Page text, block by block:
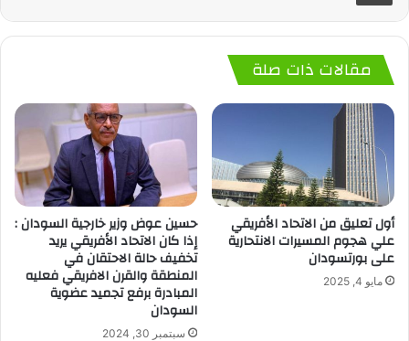
مقالات ذات صلة
أول تعليق من الاتحاد الأفريقي
علي هجوم المسيرات الانتحارية
على بورتسودان
مايو 4, 2025
حسين عوض وزير خارجية السودان :
إذا كان الاتحاد الأفريقي يريد
تخفيف حالة الاحتقان في
المنطقة والقرن الافريقي فعليه
المبادرة برفع تجميد عضوية
السودان
سبتمبر 30, 2024